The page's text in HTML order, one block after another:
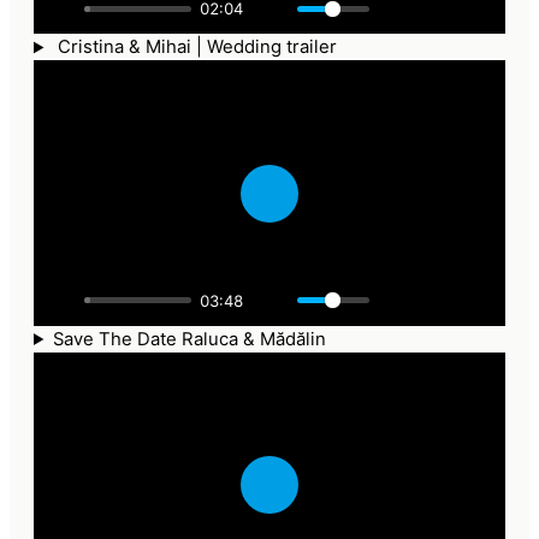
02:04
Cristina & Mihai | Wedding trailer
03:48
P
Save The Date Raluca & Mădălin
P